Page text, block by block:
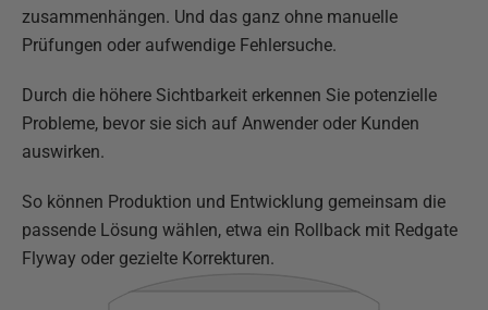
zusammenhängen. Und das ganz ohne manuelle
Prüfungen oder aufwendige Fehlersuche.
Durch die höhere Sichtbarkeit erkennen Sie potenzielle
Probleme, bevor sie sich auf Anwender oder Kunden
auswirken.
So können Produktion und Entwicklung gemeinsam die
passende Lösung wählen, etwa ein Rollback mit Redgate
Flyway oder gezielte Korrekturen.